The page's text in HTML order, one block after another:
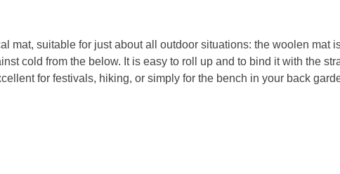
mat, suitable for just about all outdoor situations: the woolen mat
cold from the below. It is easy to roll up and to bind it with the
for festivals, hiking, or simply for the bench in your back